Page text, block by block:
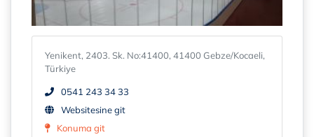
Yenikent, 2403. Sk. No:41400, 41400 Gebze/Kocaeli,
Türkiye
0541 243 34 33
Websitesine git
Konuma git